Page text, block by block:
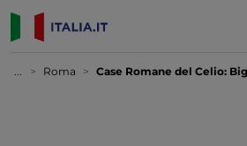
... Roma Case Romane del Celio: